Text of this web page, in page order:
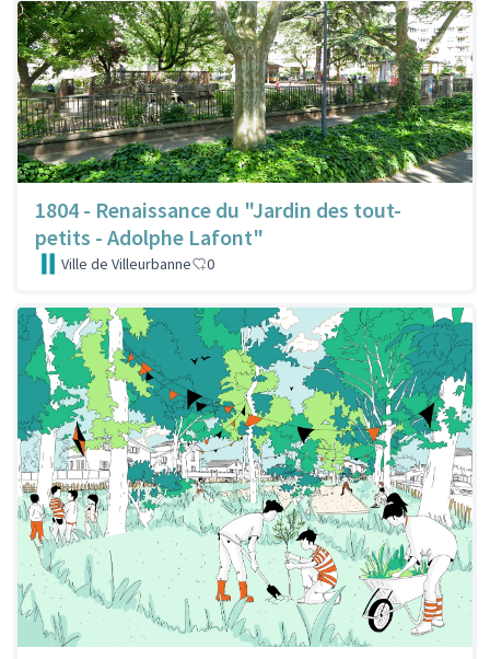
1804 - Renaissance du "Jardin des tout-
petits - Adolphe Lafont"
Ville de Villeurbanne 0